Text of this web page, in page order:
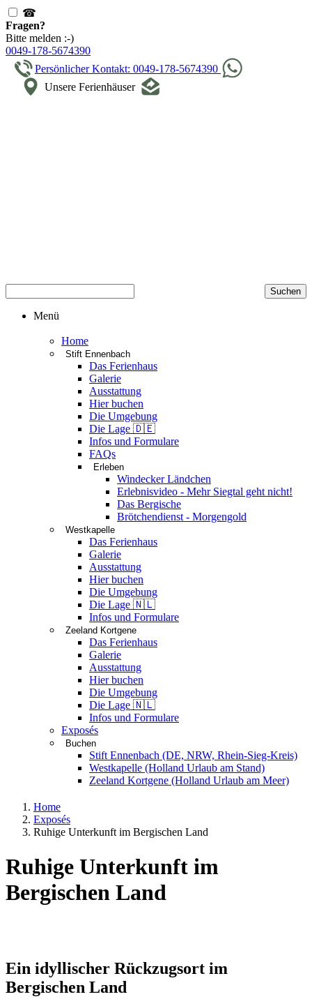
☎
Fragen?
Bitte melden :-)
0049-178-5674390
Persönlicher Kontakt: 0049-178-5674390
Unsere Ferienhäuser
Menü
Home
Stift Ennenbach
Das Ferienhaus
Galerie
Ausstattung
Hier buchen
Die Umgebung
Die Lage 🇩🇪
Infos und Formulare
FAQs
Erleben
Windecker Ländchen
Erlebnisvideo - Mehr Siegtal geht nicht!
Das Bergische
Brötchendienst - Morgengold
Westkapelle
Das Ferienhaus
Galerie
Ausstattung
Hier buchen
Die Umgebung
Die Lage 🇳🇱
Infos und Formulare
Zeeland Kortgene
Das Ferienhaus
Galerie
Ausstattung
Hier buchen
Die Umgebung
Die Lage 🇳🇱
Infos und Formulare
Exposés
Buchen
Stift Ennenbach (DE, NRW, Rhein-Sieg-Kreis)
Westkapelle (Holland Urlaub am Stand)
Zeeland Kortgene (Holland Urlaub am Meer)
Home
Exposés
Ruhige Unterkunft im Bergischen Land
Ruhige Unterkunft im
Bergischen Land
Ein idyllischer Rückzugsort im
Bergischen Land